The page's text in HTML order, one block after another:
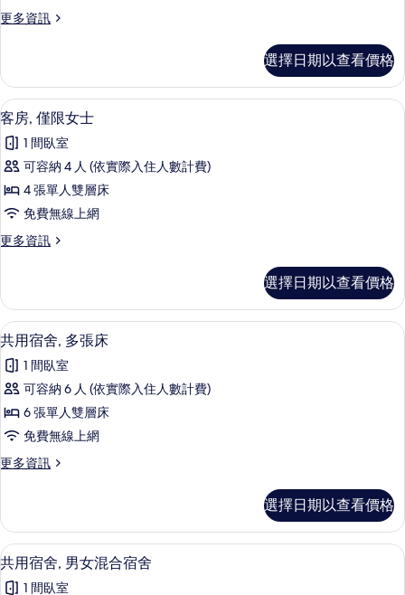
床
所
有
相
片
更多資訊
更
多
張
床
詳
情
選擇日期以查看價格
顯
示
客
房,
僅
女
的
所
有
相
片
4
客房, 僅限女士
1 間臥室
可容納 4 人 (依實際入住人數計費)
4 張單人雙層床
免費無線上網
更多資訊
更
僅
限
女
士
的
詳
選擇日期以查看價格
顯
示
共
用
宿
多
床
的
所
有
6
共用宿舍, 多張床
1 間臥室
可容納 6 人 (依實際入住人數計費)
6 張單人雙層床
免費無線上網
更多資訊
更
宿
舍,
多
張
選擇日期以查看價格
顯
示
4
共用宿舍, 男女混合宿舍
1 間臥室